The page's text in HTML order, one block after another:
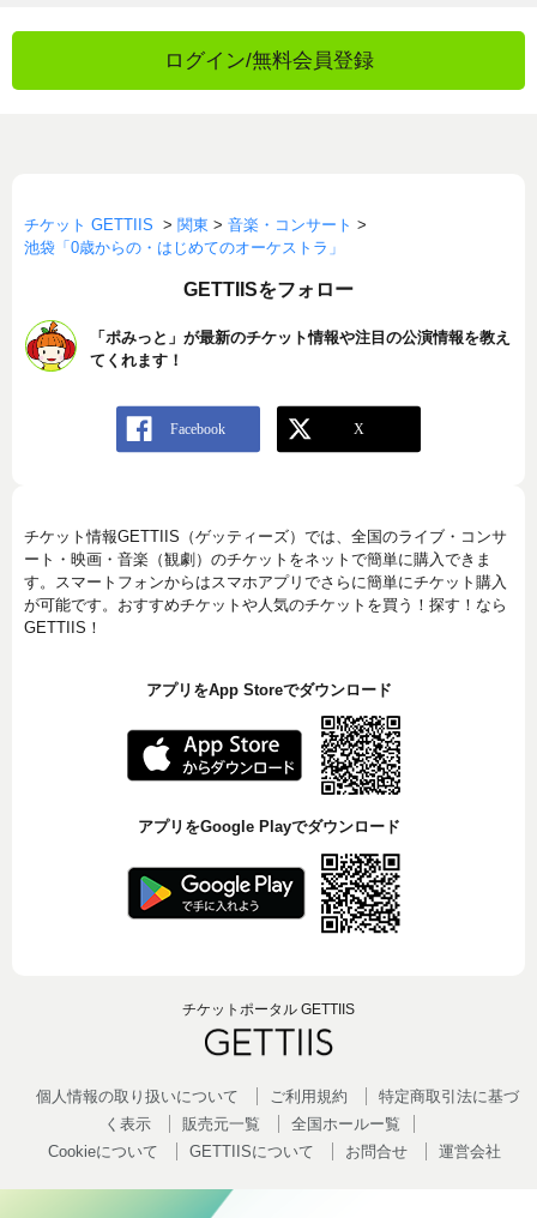
ログイン/無料会員登録
チケット GETTIIS > 関東 > 音楽・コンサート >
池袋「0歳からの・はじめてのオーケストラ」
GETTIISをフォロー
「ポみっと」が最新のチケット情報や注目の公演情報を教え
てくれます！
チケット情報GETTIIS（ゲッティーズ）では、全国のライブ・コンサ
ート・映画・音楽（観劇）のチケットをネットで簡単に購入できま
す。スマートフォンからはスマホアプリでさらに簡単にチケット購入
が可能です。おすすめチケットや人気のチケットを買う！探す！なら
GETTIIS！
アプリをApp Storeでダウンロード
アプリをGoogle Playでダウンロード
チケットポータル GETTIIS
個人情報の取り扱いについて ご利用規約
特定商取引法に基づ
く表示
販売元一覧
全国ホールー覧
Cookieについて
GETTIISについて お問合せ 運営会社